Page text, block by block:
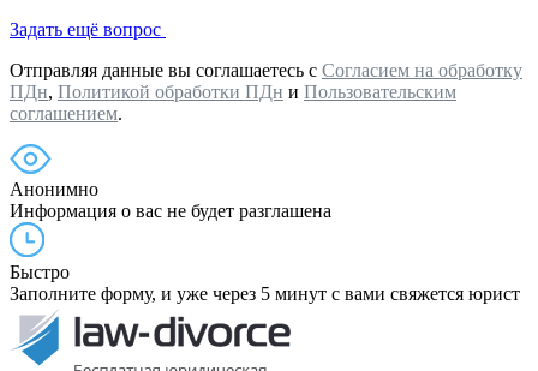
Задать ещё вопрос
Отправляя данные вы соглашаетесь с Согласием на обработку
ПДн, Политикой обработки ПДн и Пользовательским
соглашением.
Анонимно
Информация о вас не будет разглашена
Быстро
Заполните форму, и уже через 5 минут с вами свяжется юрист